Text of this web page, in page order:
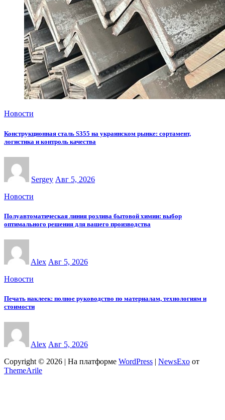
Новости
Конструкционная сталь S355 на украинском рынке: сортамент,
логистика и контроль качества
Sergey Авг 5, 2026
Новости
Полуавтоматическая линия розлива бытовой химии: выбор
оптимального решения для вашего производства
Alex Авг 5, 2026
Новости
Печать наклеек: полное руководство по материалам, технологиям и
стоимости
Alex Авг 5, 2026
Copyright © 2026 | На платформе WordPress NewsExo от
ThemeArile